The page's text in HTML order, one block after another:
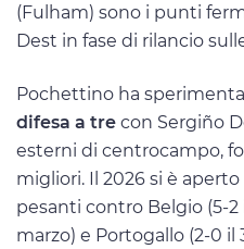
(Fulham) sono i punti
Dest in fase di rilancio
Pochettino ha
difesa a tre con Sergiño
esterni di centrocampo,
migliori. Il 2026 si è
pesanti contro Belgio (5-2
marzo) e Portogallo (2-0 il